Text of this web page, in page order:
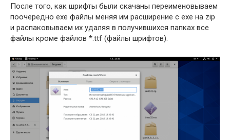
После того, как шрифты были скачаны переименовываем
поочередно exe файлы меняя им расширение с exe на zip
и распаковываем их удаляя в получившихся папках все
файлы кроме файлов *.ttf (файлы шрифтов).